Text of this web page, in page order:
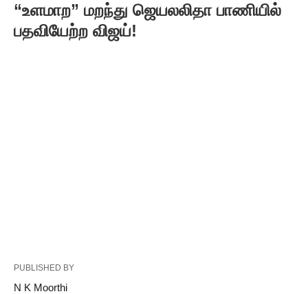
“உளமாற” மறந்து ஜெயலலிதா பாணியில்
பதவியேற்ற விஜய்!
PUBLISHED BY
N K Moorthi